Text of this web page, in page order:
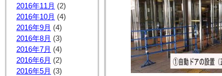
2016年11月 (2)
2016年10月 (4)
2016年9月 (4)
2016年8月 (3)
2016年7月 (4)
2016年6月 (2)
2016年5月 (3)